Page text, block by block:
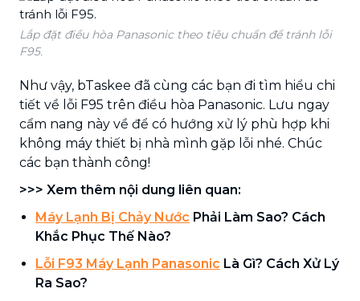
Lắp đặt điều hòa Panasonic theo tiêu chuẩn để tránh lỗi
F95.
Như vậy, bTaskee đã cùng các bạn đi tìm hiểu chi
tiết về lỗi F95 trên điều hòa Panasonic. Lưu ngay
cẩm nang này về để có hướng xử lý phù hợp khi
không máy thiết bị nhà mình gặp lỗi nhé. Chúc
các bạn thành công!
>>> Xem thêm nội dung liên quan:
Máy Lạnh Bị Chảy Nước Phải Làm Sao? Cách
Khắc Phục Thế Nào?
Lỗi F93 Máy Lạnh Panasonic Là Gì? Cách Xử Lý
Ra Sao?